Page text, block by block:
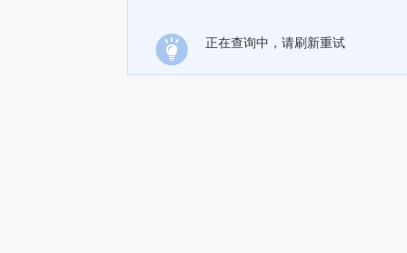
正在查询中，请刷新重试